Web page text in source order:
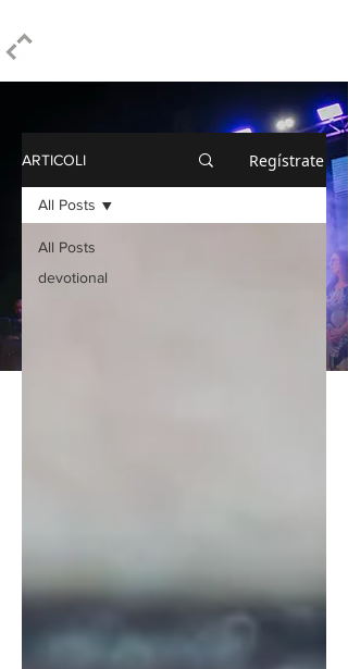
ARTICOLI Regístrate
All Posts
devotional
All Posts